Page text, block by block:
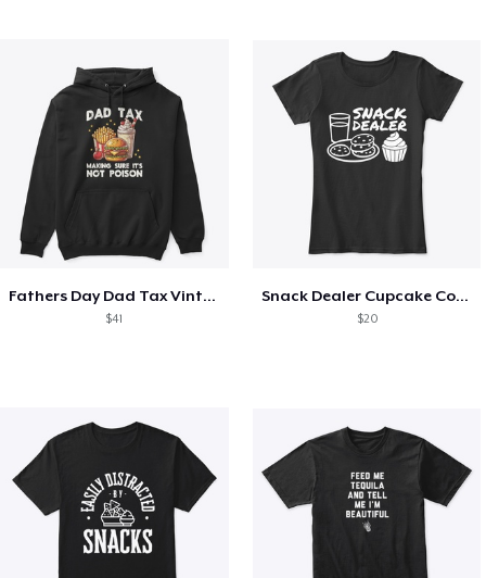
Fathers Day Dad Tax Vintage Papa T-Shirt
$41
Snack Dealer Cupcake Cookie and Milk
$20